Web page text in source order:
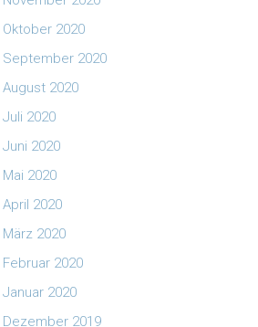
Oktober 2020
September 2020
August 2020
Juli 2020
Juni 2020
Mai 2020
April 2020
März 2020
Februar 2020
Januar 2020
Dezember 2019